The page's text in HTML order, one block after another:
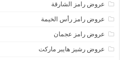
عروض رامز الشارقة
عروض رامز رأس الخيمة
عروض رامز عجمان
عروض رشيز هايبر ماركت